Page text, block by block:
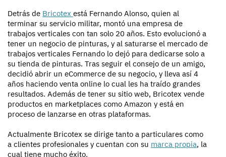
Detrás de Bricotex está Fernando Alonso, quien al
terminar su servicio militar, montó una empresa de
trabajos verticales con tan solo 20 años. Esto evolucionó a
tener un negocio de pinturas, y al saturarse el mercado de
trabajos verticales Fernando lo dejó para dedicarse solo a
su tienda de pinturas. Tras seguir el consejo de un amigo,
decidió abrir un eCommerce de su negocio, y lleva así 4
años haciendo venta online lo cual les ha traído grandes
resultados. Además de tener su sitio web, Bricotex vende
productos en marketplaces como Amazon y está en
proceso de lanzarse en otras plataformas.
Actualmente Bricotex se dirige tanto a particulares como
a clientes profesionales y cuentan con su marca propia, la
cual tiene mucho éxito.